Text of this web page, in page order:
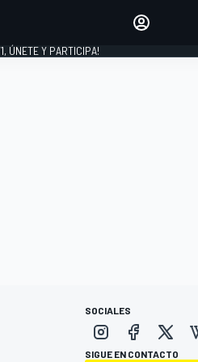
ÚNETE Y PARTICIPA!
SOCIALES
SIGUE EN CONTACTO